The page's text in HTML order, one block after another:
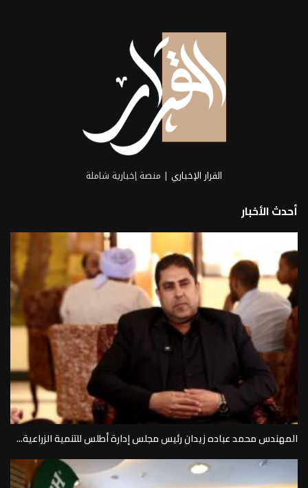
القرار الإخباري | منصة إخبارية شاملة
أحدث الأخبار
المهندس محمد عباده زيدان رئيس مجلس إدارة أطلس للتنمية الزراعية...